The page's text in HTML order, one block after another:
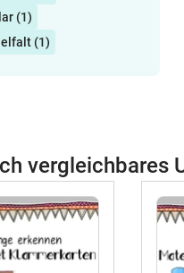
(1)
(1)
vergleichbares